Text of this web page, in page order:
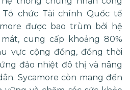
chức Tài chính Quốc tế
được bao trùm bởi hệ
cung cấp khoảng 80%
vực cộng đồng, đồng thời
đảo nhiệt đô thị và nâng
Sycamore còn mang đến